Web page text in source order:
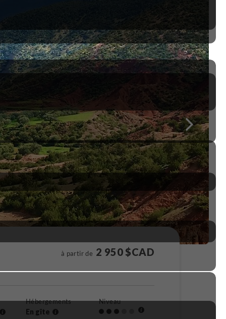
à partir de 2 950 $CAD
Hébergements
En gîte
Niveau